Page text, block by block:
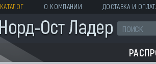
КАТАЛОГ О КОМПАНИИ ДОСТАВКА И